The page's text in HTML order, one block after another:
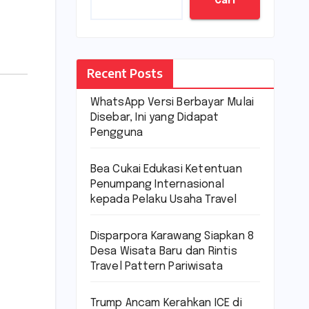
Recent Posts
WhatsApp Versi Berbayar Mulai
Disebar, Ini yang Didapat
Pengguna
Bea Cukai Edukasi Ketentuan
Penumpang Internasional
kepada Pelaku Usaha Travel
Disparpora Karawang Siapkan 8
Desa Wisata Baru dan Rintis
Travel Pattern Pariwisata
Trump Ancam Kerahkan ICE di